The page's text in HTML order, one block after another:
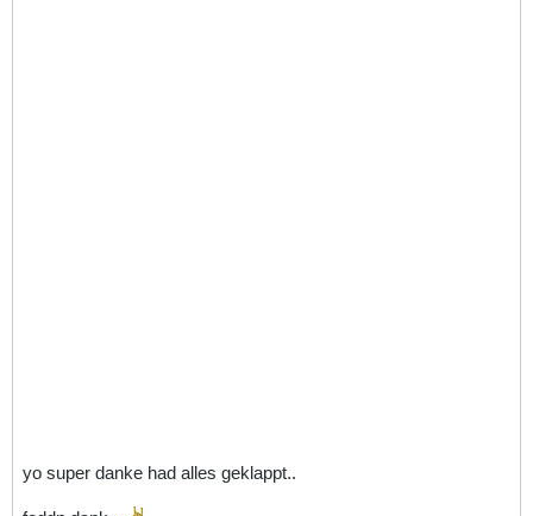
yo super danke had alles geklappt..